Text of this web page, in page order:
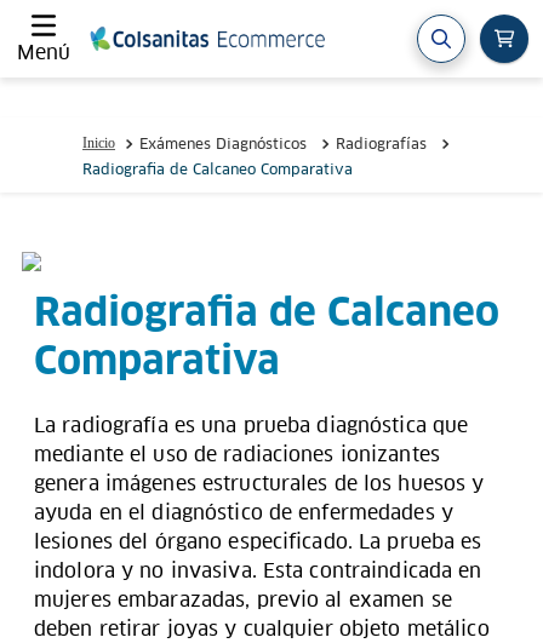
Menú
Exámenes Diagnósticos
Radiografías
Radiografia de Calcaneo Comparativa
Radiografia de Calcaneo
Comparativa
La radiografía es una prueba diagnóstica que
mediante el uso de radiaciones ionizantes
genera imágenes estructurales de los huesos y
ayuda en el diagnóstico de enfermedades y
lesiones del órgano especificado. La prueba es
indolora y no invasiva. Esta contraindicada en
mujeres embarazadas, previo al examen se
deben retirar joyas y cualquier objeto metálico